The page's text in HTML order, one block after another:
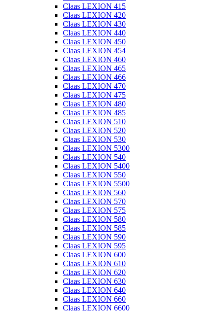
Claas LEXION 415
Claas LEXION 420
Claas LEXION 430
Claas LEXION 440
Claas LEXION 450
Claas LEXION 454
Claas LEXION 460
Claas LEXION 465
Claas LEXION 466
Claas LEXION 470
Claas LEXION 475
Claas LEXION 480
Claas LEXION 485
Claas LEXION 510
Claas LEXION 520
Claas LEXION 530
Claas LEXION 5300
Claas LEXION 540
Claas LEXION 5400
Claas LEXION 550
Claas LEXION 5500
Claas LEXION 560
Claas LEXION 570
Claas LEXION 575
Claas LEXION 580
Claas LEXION 585
Claas LEXION 590
Claas LEXION 595
Claas LEXION 600
Claas LEXION 610
Claas LEXION 620
Claas LEXION 630
Claas LEXION 640
Claas LEXION 660
Claas LEXION 6600